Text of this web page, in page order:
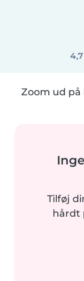
Zoom ud
Tilføj
hårdt